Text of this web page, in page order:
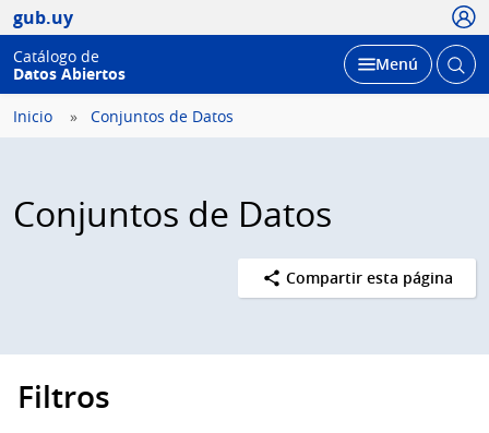
gub.uy
Catálogo de
Datos Abiertos
Desplegar
Menú Abrir
Inicio Conjuntos de Datos
Conjuntos de Datos
Compartir esta página
Filtros